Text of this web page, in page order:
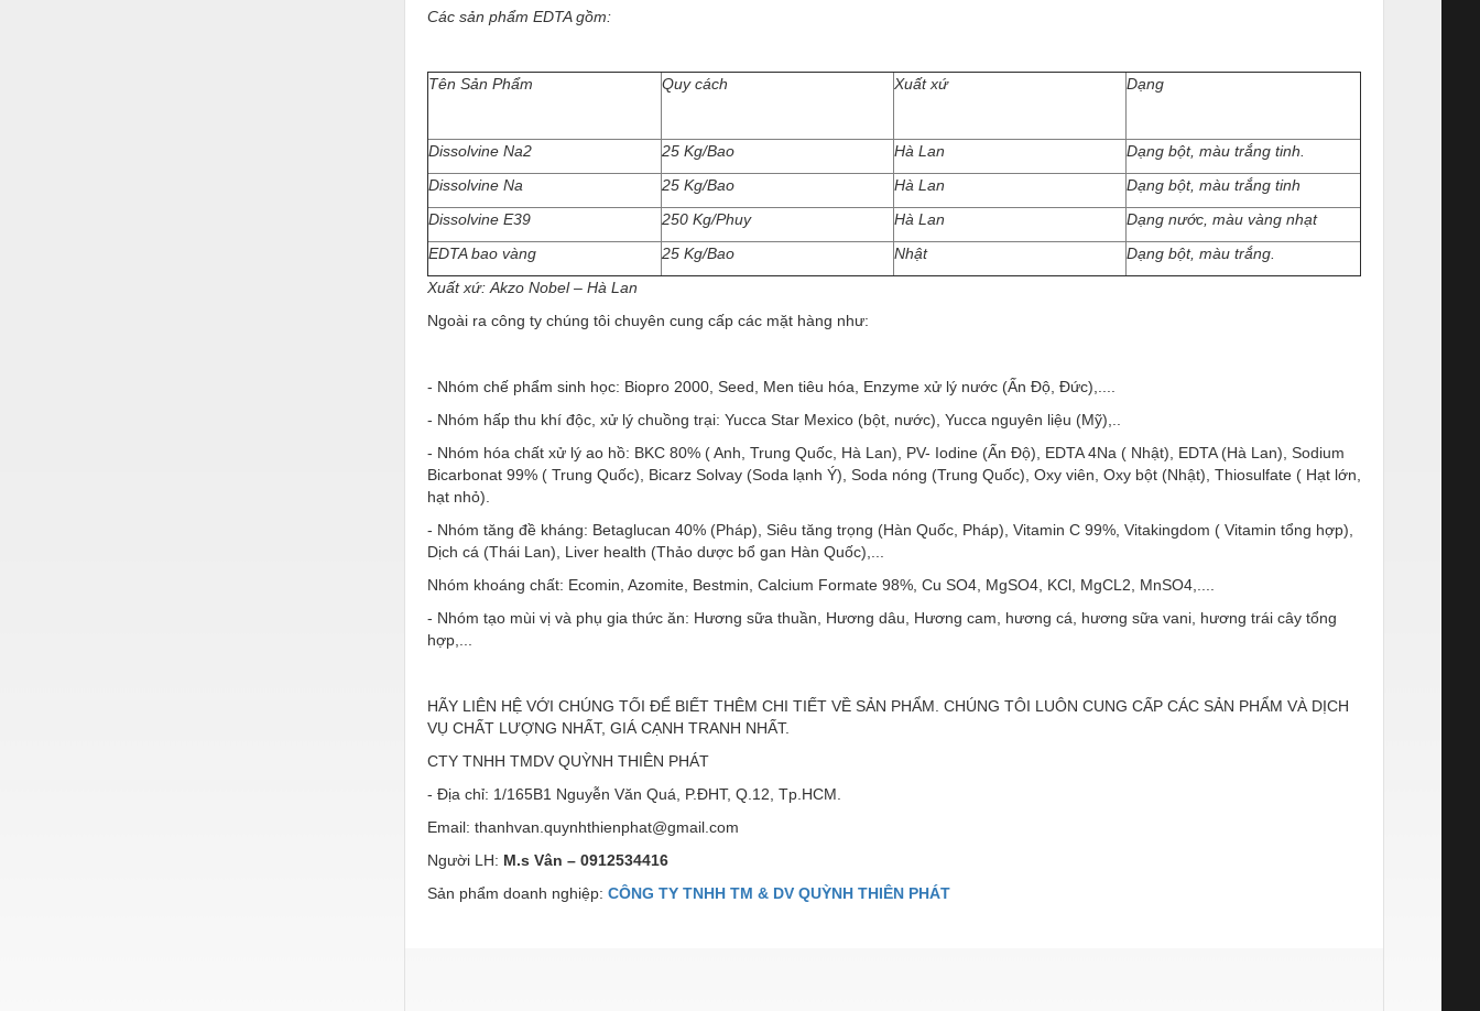
Các sản phẩm EDTA gồm:
Tên Sản Phẩm Quy cách Xuất xứ Dạng
Dissolvine Na2 25 Kg/Bao Hà Lan
Dạng bột, màu trắng tinh.
Dissolvine Na
25 Kg/Bao Hà Lan
Dạng bột, màu trắng tinh
Dissolvine E39
250 Kg/Phuy Hà Lan
Dạng nước, màu vàng nhạt
EDTA bao vàng
25 Kg/Bao Nhật
Dạng bột, màu trắng.
Xuất xứ: Akzo Nobel – Hà Lan
Ngoài ra công ty chúng tôi chuyên cung cấp các mặt hàng như:
- Nhóm chế phẩm sinh học: Biopro 2000, Seed, Men tiêu hóa, Enzyme xử lý nước (Ấn Độ, Đức),....
- Nhóm hấp thu khí độc, xử lý chuồng trại: Yucca Star Mexico (bột, nước), Yucca nguyên liệu (Mỹ),..
- Nhóm hóa chất xử lý ao hồ: BKC 80% ( Anh, Trung Quốc, Hà Lan), PV- Iodine (Ấn Độ), EDTA 4Na ( Nhật), EDTA (Hà Lan), Sodium
Bicarbonat 99% ( Trung Quốc), Bicarz Solvay (Soda lạnh Ý), Soda nóng (Trung Quốc), Oxy viên, Oxy bột (Nhật), Thiosulfate ( Hạt lớn,
hạt nhỏ).
- Nhóm tăng đề kháng: Betaglucan 40% (Pháp), Siêu tăng trọng (Hàn Quốc, Pháp), Vitamin C 99%, Vitakingdom ( Vitamin tổng hợp),
Dịch cá (Thái Lan), Liver health (Thảo dược bổ gan Hàn Quốc),...
Nhóm khoáng chất: Ecomin, Azomite, Bestmin, Calcium Formate 98%, Cu SO4, MgSO4, KCl, MgCL2, MnSO4,....
- Nhóm tạo mùi vị và phụ gia thức ăn: Hương sữa thuần, Hương dâu, Hương cam, hương cá, hương sữa vani, hương trái cây tổng
hợp,...
HÃY LIÊN HỆ VỚI CHÚNG TỐI ĐỂ BIẾT THÊM CHI TIẾT VỀ SẢN PHẨM. CHÚNG TÔI LUÔN CUNG CẤP CÁC SẢN PHẨM VÀ DỊCH
VỤ CHẤT LƯỢNG NHẤT, GIÁ CẠNH TRANH NHẤT.
CTY TNHH TMDV QUỲNH THIÊN PHÁT
- Địa chỉ: 1/165B1 Nguyễn Văn Quá, P.ĐHT, Q.12, Tp.HCM.
Email: thanhvan.quynhthienphat@gmail.com
Người LH: M.s Vân – 0912534416
Sản phẩm doanh nghiệp: CÔNG TY TNHH TM & DV QUỲNH THIÊN PHÁT